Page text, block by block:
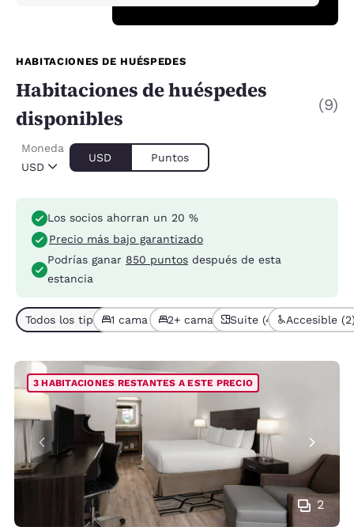
HABITACIONES DE HUÉSPEDES
Habitaciones de huéspedes
disponibles
(9)
USD
Moneda
USD Puntos
Los socios ahorran un 20 %
Precio más bajo garantizado
Podrías ganar 850 puntos después de esta
estancia
Todos los tipos de habitación (9)
1 cama (5)2+ camas (4)Suite (4) Accesible
2
3 HABITACIONES RESTANTES A ESTE PRECIO